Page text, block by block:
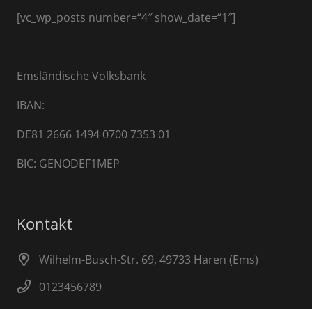
[vc_wp_posts number=“4″ show_date=“1″]
Emsländische Volksbank
IBAN:
DE81 2666 1494 0700 7353 01
BIC: GENODEF1MEP
Kontakt
Wilhelm-Busch-Str. 69, 49733 Haren (Ems)
0123456789